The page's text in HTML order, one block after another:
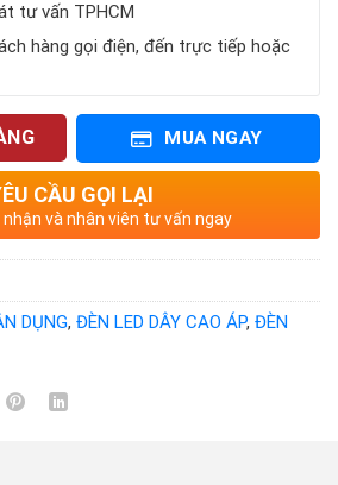
tư vấn TPHCM
hàng gọi điện, đến trực tiếp hoặc
MUA NGAY
CẦU GỌI LẠI
nhận và nhân viên tư vấn ngay
DỤNG, ĐÈN LED DÂY CAO ÁP, ĐÈN